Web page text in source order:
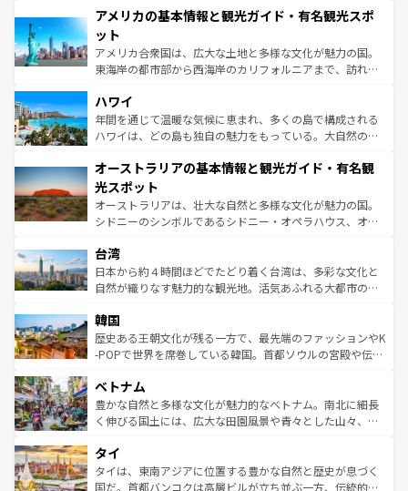
ンツ一覧を参照してほしい。
の建物がそのまま残る町や、スイスならではのユニークな
博物館もあり、アルプス観光だけでなく町歩きも満喫する
ことができる。国民の所得が高いため物価も高いが、旅行
者向けの交通パス提供のサービスもあり、うまく活用すれ
着のスイス情報は
アメリカの基本情報と観光ガイド・有名観光スポ
ット
アメリカ合衆国は、広大な土地と多様な文化が魅力の国。
東海岸の都市部から西海岸のカリフォルニアまで、訪れる
のような巨大都市は、観光、ショッピング、エンターテイ
ンメントが詰まった刺激的なスポットだ。一方、アメリカ
西部には大自然が広がり、グランドキャニオンやイエロー
部のニューオーリンズでは、音楽と美食が融合した独特の
文化が魅力。旅行者はアメリカの各地域で異なる魅力を楽
しみながら、その多様性と豊かな歴史を感じることができ
るだろう。車でのロードトリップや列車の旅も、アメリカ
情報は
ハワイ
年間を通じて温暖な気候に恵まれ、多くの島で構成される
ハワイは、どの島も独自の魅力をもっている。大自然の神
ワイ島は見逃せない。また、定番の観光地といえばオアフ
島だが、静かな自然を求めるならマウイ島やカウアイ島が
おすすめ。エメラルドグリーンに輝く海をはじめ、豊かな
文化や歴史が息づいている。「アロハスピリット」と呼ば
人々、おいしいローカルフードやハワイアンミュージッ
ク、伝統的なフラダンスなど、すべてがハワイの魅力を彩
っている。訪れるたびに新しい発見と感動が待っているハ
はコンテンツ一覧
オーストラリアの基本情報と観光ガイド・有名観
光スポット
オーストラリアは、壮大な自然と多様な文化が魅力の国。
シドニーのシンボルであるシドニー・オペラハウス、オー
リアリーフや大陸中央部にそびえるウルル（エアーズロッ
ク）、タスマニアの美しい原生林やケアンズの熱帯雨林な
ど、見どころがたくさん。また、カフェやワイン、オージ
いる。アクティビティも充実しており、サーフィンやダイ
ビング、ハイキングなど、アウトドア好きにはたまらな
い。オーストラリアの多彩な魅力を存分に味わいつくそ
参照してほしい。
台湾
日本から約４時間ほどでたどり着く台湾は、多彩な文化と
自然が織りなす魅力的な観光地。活気あふれる大都市の台
ン）、静ひつな山岳地帯である台湾東部など、都市の喧騒
と山間の静けさが共存しており、訪れる人に新しい発見と
驚きをもたらしてくれる。また、奥深い台湾の食文化も魅
容にもいいと評判のスイーツなど、バラエティ豊かな料理
が味わえる。 なお、新着の台湾情報は コンテンツ一覧を参
照してほしい。
韓国
歴史ある王朝文化が残る一方で、最先端のファッションやK
-POPで世界を席巻している韓国。首都ソウルの宮殿や伝統
き、地方に足を延ばせば四季折々の自然美を楽しむことが
できる。そして、キムチや焼肉、絶品のストリートフード
まで、さまざまな韓国料理が待っている。夜には、韓国な
リティに包まれながら、韓国の多彩な魅力を心ゆくまで味
わってみてほしい。 なお、新着の韓国情報はコンテンツ一
覧を参照してほしい。
ベトナム
豊かな自然と多様な文化が魅力的なベトナム。南北に細長
く伸びる国土には、広大な田園風景や青々とした山々、世
急速な発展と共に伝統が息づく。ハノイの古い町並みやホ
ーチミン市のフランス統治時代の建物も、独特の雰囲気を
醸し出している。また、バラエティの豊かさとおいしさで
タイ
タイは、東南アジアに位置する豊かな自然と歴史が息づく
国だ。首都バンコクは高層ビルが立ち並ぶ一方、伝統的な